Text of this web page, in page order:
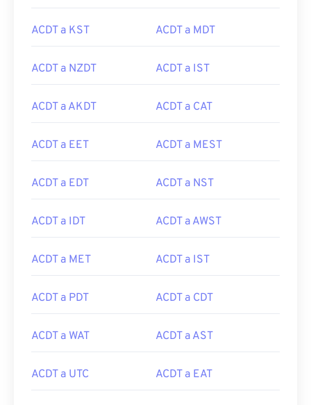
ACDT a KST ACDT a MDT
ACDT a NZDT ACDT a IST
ACDT a AKDT ACDT a CAT
ACDT a EET ACDT a MEST
ACDT a EDT ACDT a NST
ACDT a IDT ACDT a AWST
ACDT a MET ACDT a IST
ACDT a PDT ACDT a CDT
ACDT a WAT ACDT a AST
ACDT a UTC ACDT a EAT